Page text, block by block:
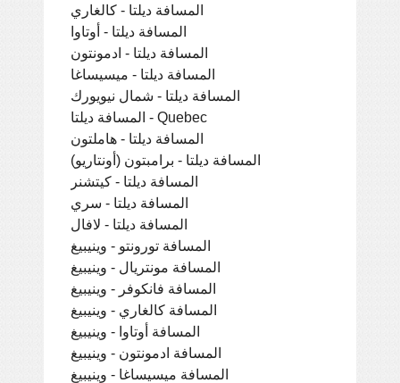
المسافة ديلتا - كالغاري
المسافة ديلتا - أوتاوا
المسافة ديلتا - ادمونتون
المسافة ديلتا - ميسيساغا
المسافة ديلتا - شمال نيويورك
المسافة ديلتا - Quebec
المسافة ديلتا - هاملتون
المسافة ديلتا - برامبتون (أونتاريو)
المسافة ديلتا - كيتشنر
المسافة ديلتا - سري
المسافة ديلتا - لافال
المسافة تورونتو - وينيبيغ
المسافة مونتريال - وينيبيغ
المسافة فانكوفر - وينيبيغ
المسافة كالغاري - وينيبيغ
المسافة أوتاوا - وينيبيغ
المسافة ادمونتون - وينيبيغ
المسافة ميسيساغا - وينيبيغ